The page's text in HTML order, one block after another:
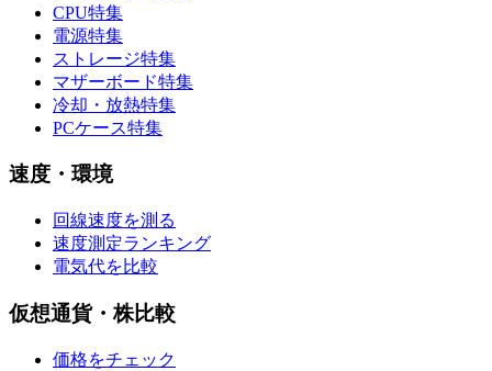
CPU特集
電源特集
ストレージ特集
マザーボード特集
冷却・放熱特集
PCケース特集
速度・環境
回線速度を測る
速度測定ランキング
電気代を比較
仮想通貨・株比較
価格をチェック